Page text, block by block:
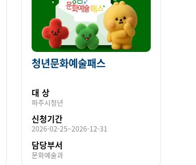
청년문화예술패스
대 상
파주시청년
신청기간
2026-02-25~2026-12-31
담당부서
문화예술과